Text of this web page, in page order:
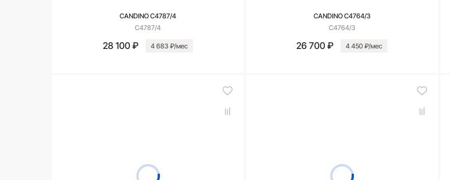
CANDINO C4787/4
C4787/4
28 100 ₽ 4 683 ₽/мес
CANDINO C4764/3
C4764/3
26 700 ₽ 4 450 ₽/мес